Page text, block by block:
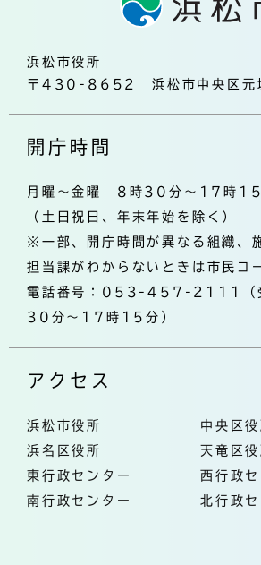
浜松市役所
〒430-8652 浜松市中央区元
開庁時間
月曜～金曜 8時30分～17時15
（土日祝日、年末年始を除く）
※一部、開庁時間が異なる組織、
担当課がわからないときは市民
電話番号：053-457-2111（
30分～17時15分）
アクセス
浜松市役所
中央区役
浜名区役所
天竜区役
東行政センター
西行政
南行政センター
北行政